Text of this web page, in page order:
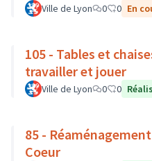
Ville de Lyon 0 0 En
105 - Tables et
travailler et jouer
Ville de Lyon 0 0
85 -
Coeur